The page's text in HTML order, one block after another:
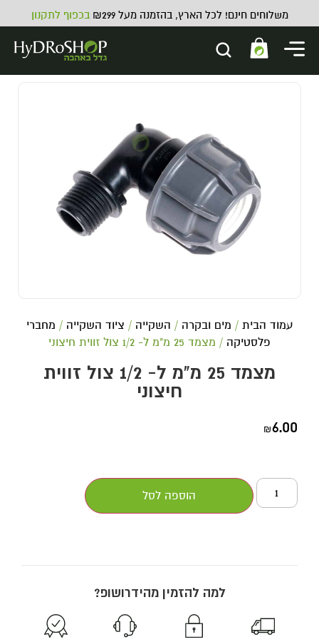
משלוחים חינם! לכל הארץ, בהזמנה מעל ₪299 בכפוף לתקנון
עמוד הבית / מים ובקרה / השקייה / ציוד השקייה / מחברי
פלסטיקה / מצמד 25 מ"מ ל- 1/2 צול זווית חיצוני
מצמד 25 מ"מ ל- 1/2 צול זווית
חיצוני
₪6.00
הוספה לסל
למה להזמין מהידרושופ?
תוסף דישון אורגני Bio Nova BN-
ZYM
₪80.00
+
ADD